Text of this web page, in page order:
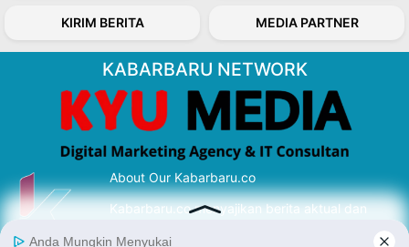
KIRIM BERITA MEDIA PARTNER
KABARBARU NETWORK
About Our Kabarbaru.co
Kabarbaru.co menyajikan berita aktual dan
serta terverifikasi dari sumber yang tepat.